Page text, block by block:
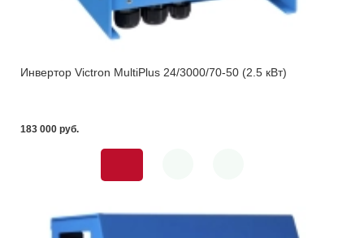
Инвертор Victron MultiPlus 24/3000/70-50 (2.5 кВт)
183 000 pуб.